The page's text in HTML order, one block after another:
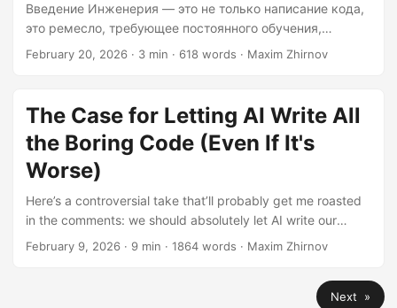
Введение Инженерия — это не только написание кода,
это ремесло, требующее постоянного обучения,
дисциплины и выработки хороших привычек. В этой
вашу карьеру с годами. Мы обсудим, почему эти
привычки важны, как их выработать, и приведём
практические примеры и пошаговые инструкции,
которые помогут вам внедрить их в свою ежедневную
рутину. Сила последовательности Последовательность
— ключ к выработке любой привычки, и инженерия не
является исключением....
February 20, 2026 · 3 min · 618 words · Maxim Zhirnov
The Case for Letting AI Write All
the Boring Code (Even If It's
Worse)
Here’s a controversial take that’ll probably get me roasted
in the comments: we should absolutely let AI write our
boring code, even when we know it might be slightly worse
the irony of that sentence. Before you close this tab and go
February 9, 2026 · 9 min · 1864 words · Maxim Zhirnov
Next »